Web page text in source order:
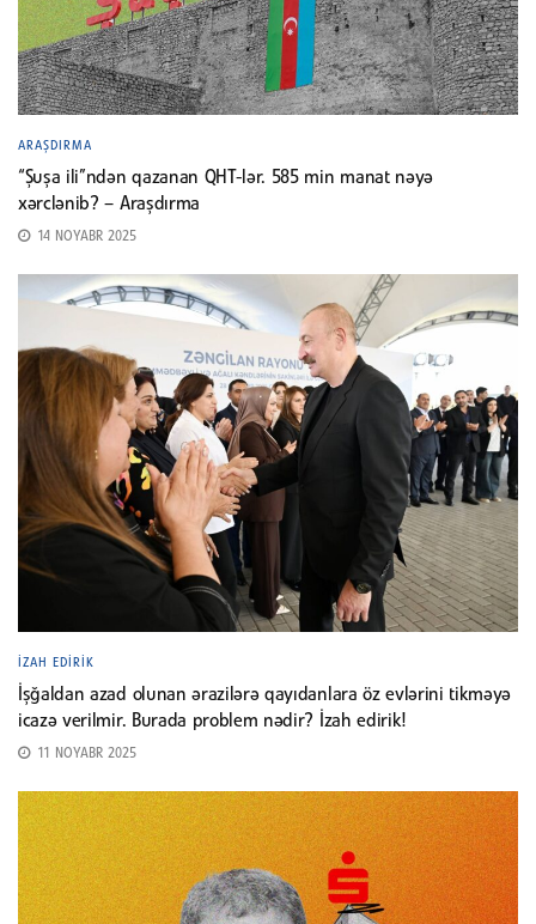
ARAŞDIRMA
“Şuşa ili”ndən qazanan QHT-lər. 585 min manat nəyə
xərclənib? – Araşdırma
14 NOYABR 2025
İZAH EDIRIK
İşğaldan azad olunan ərazilərə qayıdanlara öz evlərini tikməyə
icazə verilmir. Burada problem nədir? İzah edirik!
11 NOYABR 2025